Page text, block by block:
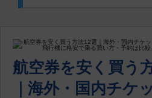
航空券を安く買う
｜海外・国内チケ